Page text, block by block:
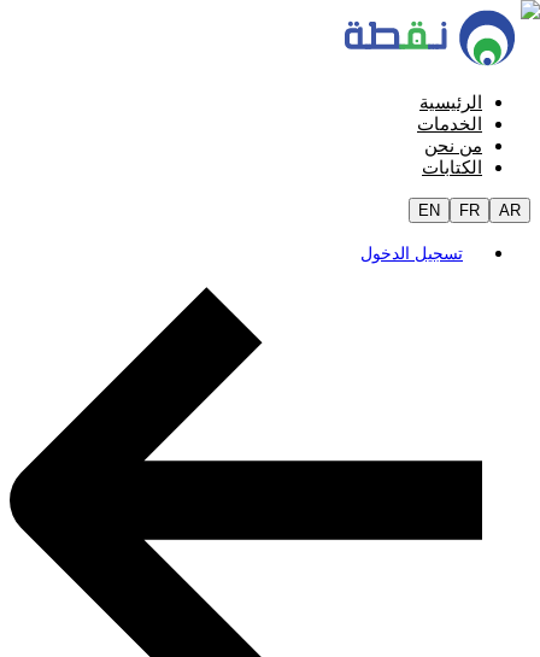
الرئيسية
الخدمات
من نحن
الكتابات
EN FR AR
تسجيل الدخول